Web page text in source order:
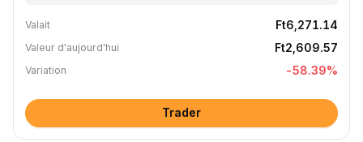
Valait Ft6,271.14
Valeur d'aujourd'hui Ft2,609.57
Variation -58.39%
Trader